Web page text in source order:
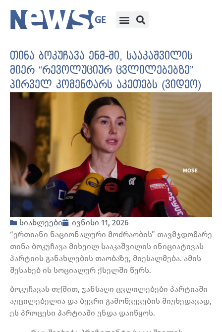
თინა ბოკუჩავა ენმ-ში, სააკაშვილის
მიერ “რევოლუციურ ცვლილებებზე”
პირველ კომენტარს აკეთებს (ვიდეო)
სიახლეები
ივნისი 11, 2026
“ერთიანი ნაციონალური მოძრაობის” თავმჯდომარე
თინა ბოკუჩავა მიხეილ სააკაშვილის ინიციატივას
პარტიის განახლების თაობაზე, მიესალმება. ამის
შესახებ ის სოციალურ ქსელში წერს.
ბოკუჩავას თქმით, ჯანსაღი ცვლილებები პარტიაში
აუცილებელია და ბევრი გამოწვევების მიუხედავად,
ეს პროცესი პარტიაში უნდა დაიწყოს.